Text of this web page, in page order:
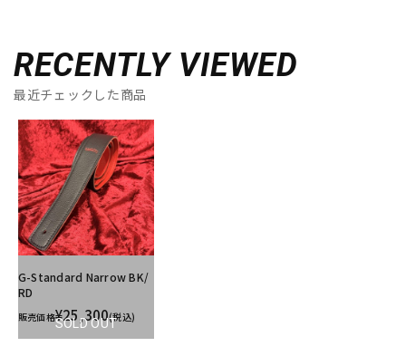
RECENTLY VIEWED
最近チェックした商品
SOLD OUT
G-Standard Narrow BK/
RD
販売価格¥25,300(税込)